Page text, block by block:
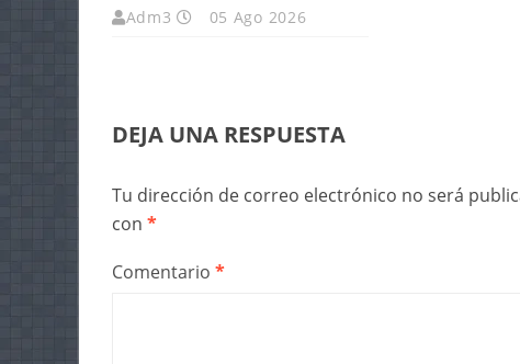
Adm3 05 Ago 2026
DEJA UNA RESPUESTA
Tu dirección de correo electrónico no será
con *
Comentario *